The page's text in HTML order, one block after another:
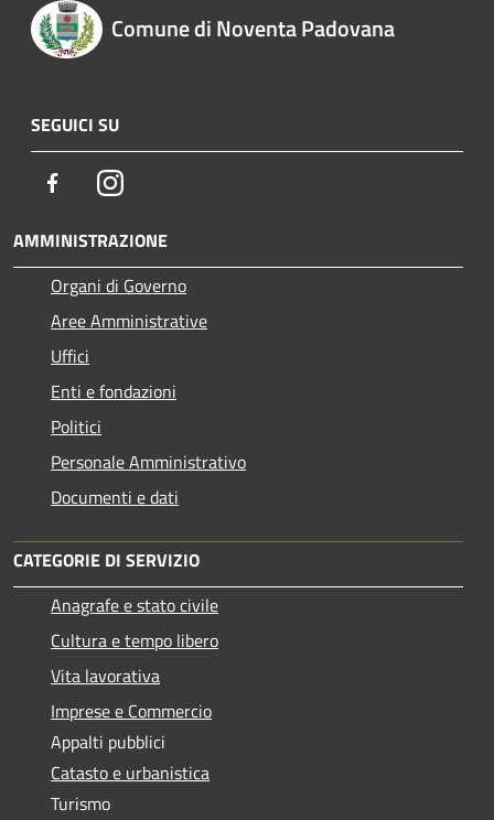
Comune di Noventa Padovana
SEGUICI SU
FacebookInstagram
AMMINISTRAZIONE
Organi di Governo
Aree Amministrative
Uffici
Enti e fondazioni
Politici
Personale Amministrativo
Documenti e dati
CATEGORIE DI SERVIZIO
Anagrafe e stato civile
Cultura e tempo libero
Vita lavorativa
Imprese e Commercio
Appalti pubblici
Catasto e urbanistica
Turismo